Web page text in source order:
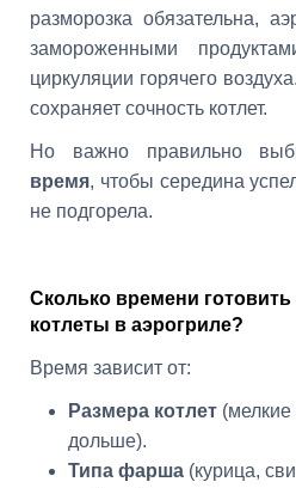
разморозка обязательна,
замороженными
циркуляции горячего
сохраняет сочность котлет.
Но важно правильно
время, чтобы середина
не подгорела.
Сколько времени
котлеты в аэрогриле?
Время зависит от:
Размера котлет
дольше).
Типа фарша (курица,